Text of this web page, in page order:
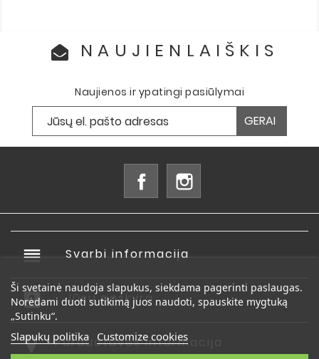
NAUJIENLAIŠKIS
Naujienos ir ypatingi pasiūlymai
Facebook
reorder Svarbi informacija
account_box Jūsų paskyra 
Parduotuvės informacija
Ši svetainė naudoja slapukus, siekdama pagerinti paslaugas.
Norėdami duoti sutikimą juos naudoti, spauskite mygtuką
„Sutinku“.
Slapukų politika Customize cookies